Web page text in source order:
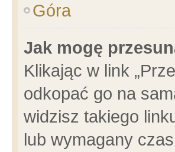
Góra
Jak mogę
Klikając w link
odkopać go na
widzisz takiego
lub wymagany